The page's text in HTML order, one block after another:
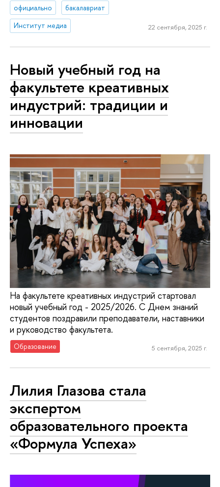
официально
бакалавриат
Институт медиа
22 сентября, 2025 г.
Новый учебный год на
факультете креативных
индустрий: традиции и
инновации
На факультете креативных индустрий стартовал
новый учебный год - 2025/2026. С Днем знаний
студентов поздравили преподаватели, наставники
и руководство факультета.
Образование 5 сентября, 2025 г.
Лилия Глазова стала
экспертом
образовательного проекта
«Формула Успеха»